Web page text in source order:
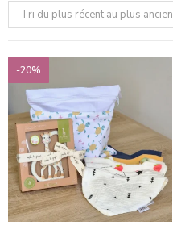
Tri du plus récent au plus ancien
-20%